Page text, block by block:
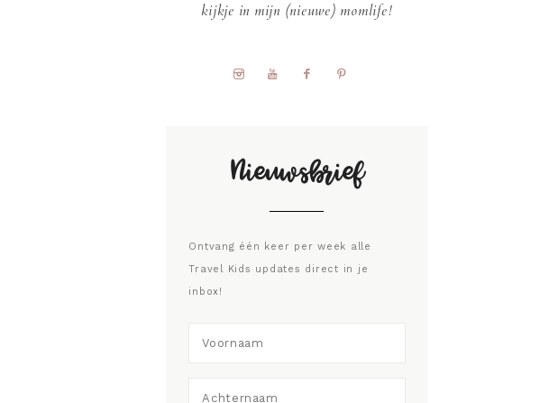
kijkje in mijn (nieuwe) momlife!
Nieuwsbrief
Ontvang één keer per week alle
Travel Kids updates direct in je
inbox!